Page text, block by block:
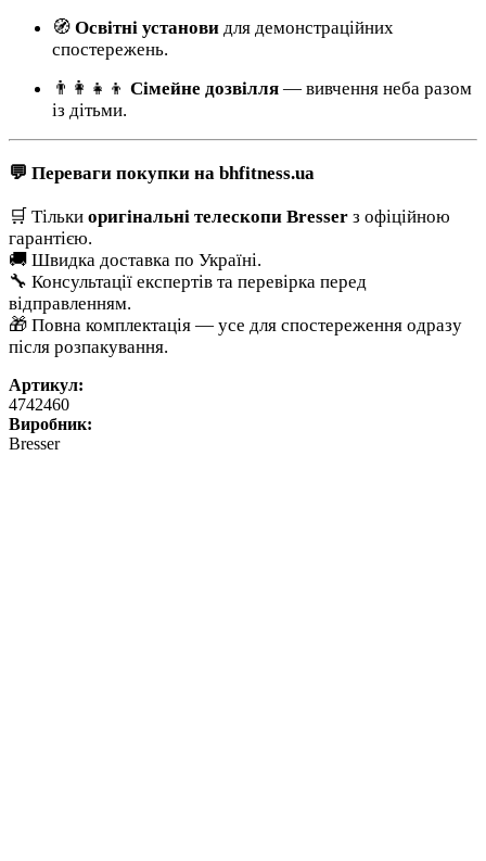
🧭 Освітні установи для демонстраційних
спостережень.
👨‍👩‍👧‍👦 Сімейне дозвілля — вивчення неба разом
із дітьми.
💬 Переваги покупки на bhfitness.ua
🛒 Тільки оригінальні телескопи Bresser з офіційною
гарантією.
🚚 Швидка доставка по Україні.
🔧 Консультації експертів та перевірка перед
відправленням.
🎁 Повна комплектація — усе для спостереження одразу
після розпакування.
Артикул:
4742460
Виробник:
Bresser